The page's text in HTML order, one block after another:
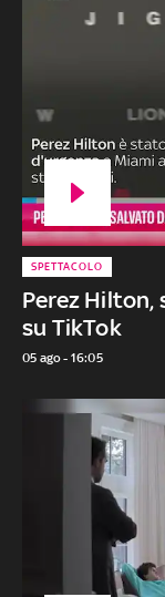
Perez
su TikTok
SPETTACOLO
05 ago - 16:05